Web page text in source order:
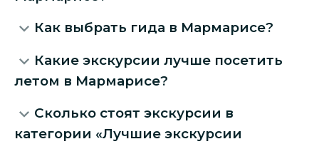
Как выбрать гида в Мармарисе?
Какие экскурсии лучше посетить
летом в Мармарисе?
Сколько стоят экскурсии в
категории «Лучшие экскурсии